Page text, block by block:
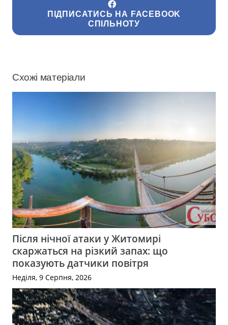
ПІДПИСАТИСЬ НА FACEBOOK
СПІЛЬНОТУ
Схожі матеріали
Після нічної атаки у Житомирі
скаржаться на різкий запах: що
показують датчики повітря
Неділя, 9 Серпня, 2026